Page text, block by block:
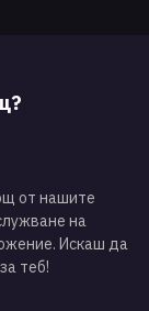
от нашите
на
Искаш да
теб!